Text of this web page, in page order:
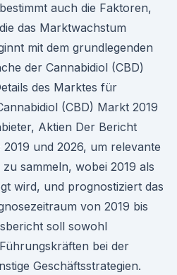
bestimmt auch die Faktoren,
die das Marktwachstum
mit dem grundlegenden
der Cannabidiol (CBD)
des Marktes für
(CBD) Markt 2019
Aktien Der Bericht
und 2026, um relevante
sammeln, wobei 2019 als
wird, und prognostiziert das
von 2019 bis
soll sowohl
bei der
Geschäftsstrategien.